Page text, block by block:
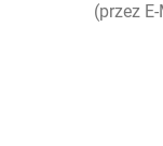
(przez